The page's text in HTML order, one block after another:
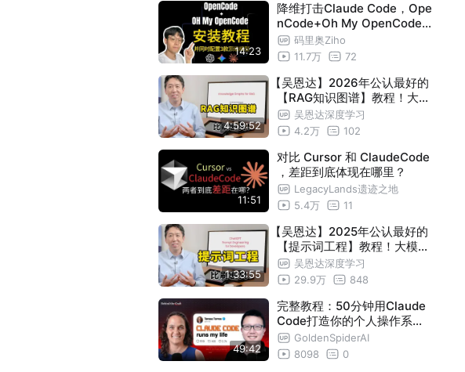
14:23
降维打击Claude Code，Ope
nCode+Oh My OpenCode
安装并配置教程
码里奥Ziho
11.7万
72
4:59:52
【吴恩达】2026年公认最好的
【RAG知识图谱】教程！大模
型入门到进阶，一套全解决！
Knowledge Graphs for RAG
吴恩达深度学习
4.2万
102
11:51
对比 Cursor 和 ClaudeCode
，差距到底体现在哪里？
LegacyLands遗迹之地
5.4万
11
1:33:55
【吴恩达】2025年公认最好的
【提示词工程】教程！大模型
入门到进阶，一套全解决！Pr
ompt Engineering-附带课件
吴恩达深度学习
29.9万
848
49:42
完整教程：50分钟用Claude
Code打造你的个人操作系统 |
Teresa Torres
GoldenSpiderAI
8098
0